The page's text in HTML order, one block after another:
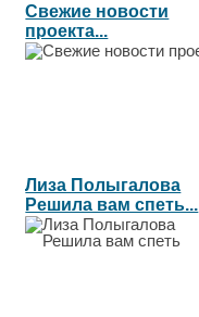
Свежие новости
проекта...
Лиза Полыгалова
Решила вам спеть...